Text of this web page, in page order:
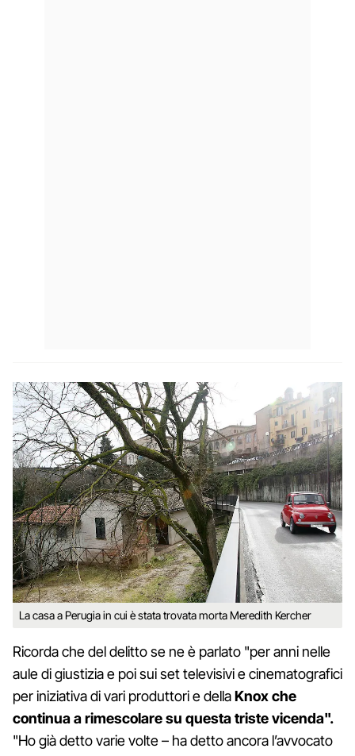
La casa a Perugia in cui è stata trovata morta Meredith Kercher
Ricorda che del delitto se ne è parlato "per anni nelle
aule di giustizia e poi sui set televisivi e cinematografici
per iniziativa di vari produttori e dellaKnox che
continua a rimescolare su questa triste vicenda".
"Ho già detto varie volte – ha detto ancora l’avvocato